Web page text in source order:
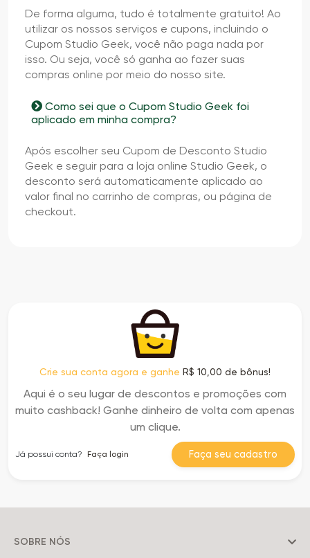
De forma alguma, tudo é totalmente gratuito! Ao
utilizar os nossos serviços e cupons, incluindo o
Cupom Studio Geek, você não paga nada por
isso. Ou seja, você só ganha ao fazer suas
compras online por meio do nosso site.
Como sei que o Cupom Studio Geek foi
aplicado em minha compra?
Após escolher seu Cupom de Desconto Studio
Geek e seguir para a loja online Studio Geek, o
desconto será automaticamente aplicado ao
valor final no carrinho de compras, ou página de
checkout.
Crie sua conta agora e ganhe R$ 10,00 de bônus!
Aqui é o seu lugar de descontos e promoções com
muito cashback! Ganhe dinheiro de volta com apenas
um clique.
Faça seu cadastro
Já possui conta? Faça login
SOBRE NÓS